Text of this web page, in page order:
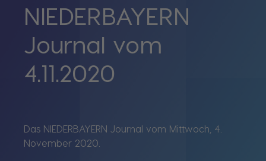
NIEDERBAYERN
Journal vom
4.11.2020
Das NIEDERBAYERN Journal vom Mittwoch, 4.
November 2020.